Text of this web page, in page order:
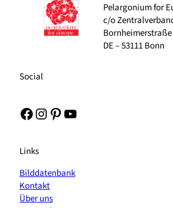
Pelargonium for
c/o
Bornheimerstraße
DE – 53111 Bonn
Social
Facebook Instagram Pinterest YouTube
Links
Bilddatenbank
Kontakt
Über uns